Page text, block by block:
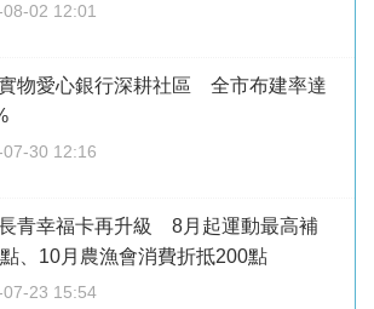
02 12:01
物愛心銀行深耕社區 全市布建率達
30 12:16
青幸福卡再升級 8月起運動最高補
、10月農漁會消費折抵200點
23 15:54